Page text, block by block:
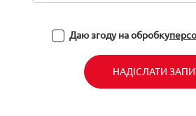
Даю згоду на обробку
НАДІСЛАТИ